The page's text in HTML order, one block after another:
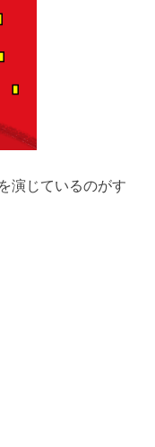
演じているのがす